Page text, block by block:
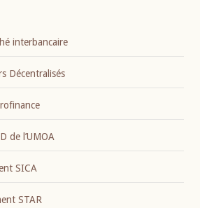
interbancaire
Décentralisés
de l’UMOA
SICA
STAR